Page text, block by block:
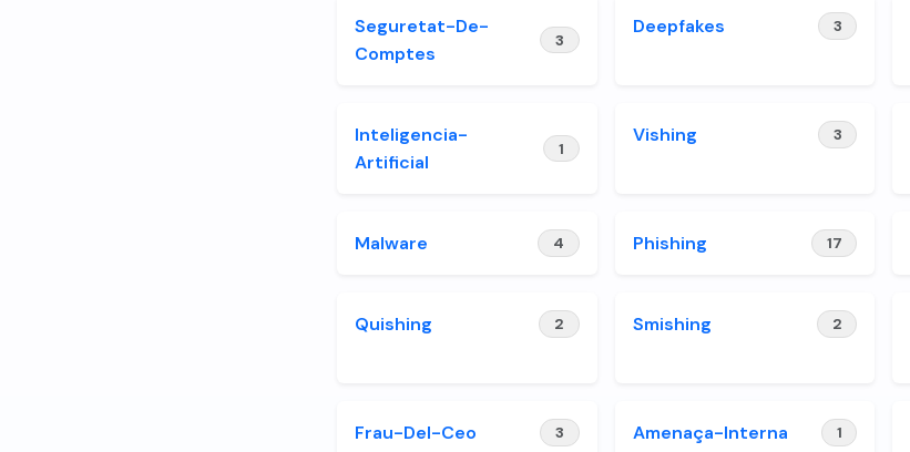
Seguretat-De-
Comptes
3
Deepfakes 3
Inteligencia-
Artificial
1
Vishing 3
Malware 4 Phishing 17
Quishing 2 Smishing 2
Frau-Del-Ceo 3 Amenaça-Interna 1